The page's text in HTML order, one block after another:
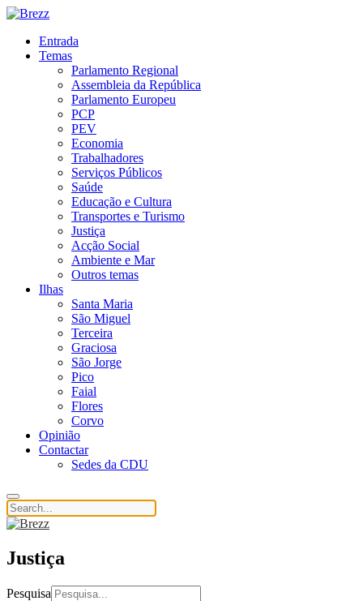
Entrada
Temas
Parlamento Regional
Assembleia da República
Parlamento Europeu
PCP
PEV
Economia
Trabalhadores
Serviços Públicos
Saúde
Educação e Cultura
Transportes e Turismo
Justiça
Acção Social
Ambiente e Mar
Outros temas
Ilhas
Santa Maria
São Miguel
Terceira
Graciosa
São Jorge
Pico
Faial
Flores
Corvo
Opinião
Contactar
Sedes da CDU
Justiça
Pesquisa